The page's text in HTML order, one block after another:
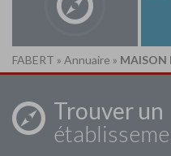
FABERT » Annuaire » MAISON
Trouver un